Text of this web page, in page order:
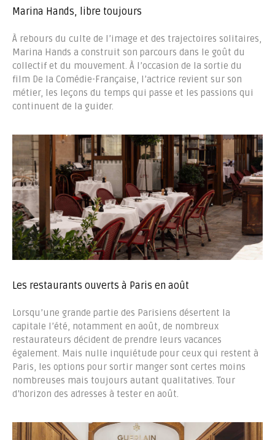
Marina Hands, libre toujours
À rebours du culte de l’image et des trajectoires solitaires,
Marina Hands a construit son parcours dans le goût du
collectif et du mouvement. À l’occasion de la sortie du
film De la Comédie-Française, l’actrice revient sur son
métier, les leçons du temps qui passe et les passions qui
continuent de la guider.
Les restaurants ouverts à Paris en août
Lorsqu’une grande partie des Parisiens désertent la
capitale l’été, notamment en août, de nombreux
restaurateurs décident de prendre leurs vacances
également. Mais nulle inquiétude pour ceux qui restent à
Paris, les options pour sortir manger sont certes moins
nombreuses mais toujours autant qualitatives. Tour
d’horizon des adresses à tester en août.